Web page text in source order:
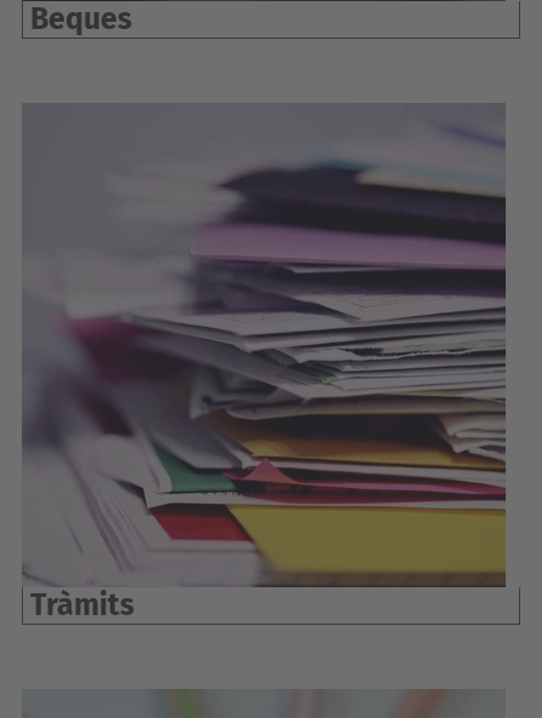
Beques
Tràmits